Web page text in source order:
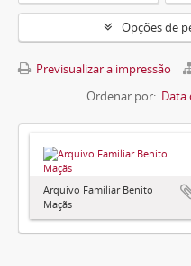
Opções de
Previsualizar a impressão
Ordenar por: Data
Arquivo Familiar Benito
Maçãs